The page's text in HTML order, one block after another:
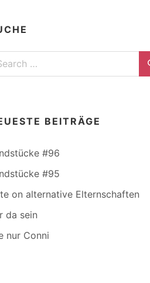
BEITRÄGE
#96
#95
on alternative Elternschaften
da sein
nur Conni